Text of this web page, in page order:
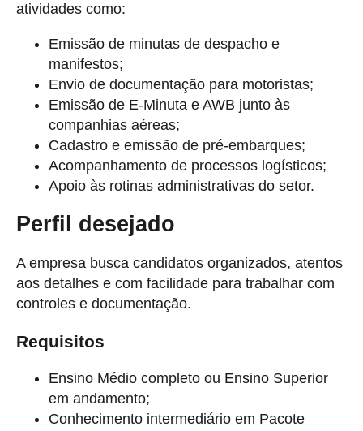
atividades como:
Emissão de minutas de despacho e
manifestos;
Envio de documentação para motoristas;
Emissão de E-Minuta e AWB junto às
companhias aéreas;
Cadastro e emissão de pré-embarques;
Acompanhamento de processos logísticos;
Apoio às rotinas administrativas do setor.
Perfil desejado
A empresa busca candidatos organizados, atentos
aos detalhes e com facilidade para trabalhar com
controles e documentação.
Requisitos
Ensino Médio completo ou Ensino Superior
em andamento;
Conhecimento intermediário em Pacote